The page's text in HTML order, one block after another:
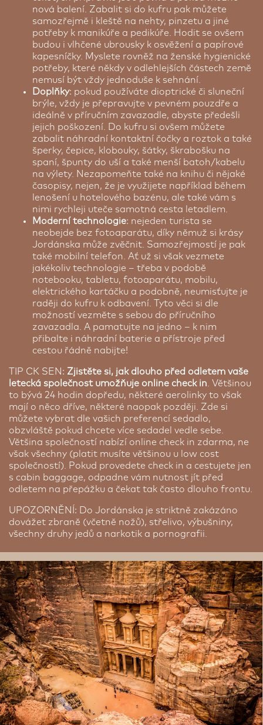
nová balení. Zabalit si do kufru pak můžete
samozřejmě i kleště na nehty, pinzetu a jiné
potřeby k manikúře a pedikúře. Hodit se ovšem
budou i vlhčené ubrousky k osvěžení a papírové
kapesníčky. Myslete rovněž na ženské hygienické
potřeby, které někdy v odlehlejších částech země
nemusí být vždy jednoduše k sehnání.
Doplňky: pokud používáte dioptrické či sluneční
brýle, vždy je přepravujte v pevném pouzdře a
ideálně v příručním zavazadle, abyste předešli
jejich poškození. Do kufru si ovšem můžete
zabalit náhradní kontaktní čočky a roztok a také
šperky, čepice, klobouky, šátky, škrabošku na
spaní, špunty do uší a také menší batoh/kabelu
na výlety. Nezapomeňte také na knihu či nějaké
časopisy, nejen, že je využijete například během
lenošení u hotelového bazénu, ale také vám s
nimi rychleji uteče samotná cesta letadlem.
Moderní technologie: nejeden turista se
neobejde bez fotoaparátu, díky němuž si krásy
Jordánska může zvěčnit. Samozřejmostí je pak
také mobilní telefon. Ať už si však vezmete
jakékoliv technologie – třeba v podobě
notebooku, tabletu, fotoaparátu, mobilu,
elektrického kartáčku a podobně, neumisťujte je
raději do kufru k odbavení. Tyto věci si dle
možností vezměte s sebou do příručního
zavazadla. A pamatujte na jedno – k nim
přibalte i náhradní baterie a přístroje před
cestou řádně nabijte!
TIP CK SEN: Zjistěte si, jak dlouho před odletem vaše
letecká společnost umožňuje online check in . Většinou
to bývá 24 hodin dopředu, některé aerolinky to však
mají o něco dříve, některé naopak později. Zde si
můžete vybrat dle vašich preferencí sedadlo,
obzvláště pokud chcete více sedadel vedle sebe.
Většina společností nabízí online check in zdarma, ne
však všechny (platit musíte většinou u low cost
společností). Pokud provedete check in a cestujete jen
s cabin baggage, odpadne vám nutnost jít před
odletem na přepážku a čekat tak často dlouho frontu.
UPOZORNĚNÍ: Do Jordánska je striktně zakázáno
dovážet zbraně (včetně nožů), střelivo, výbušniny,
všechny druhy jedů a narkotik a pornografii.